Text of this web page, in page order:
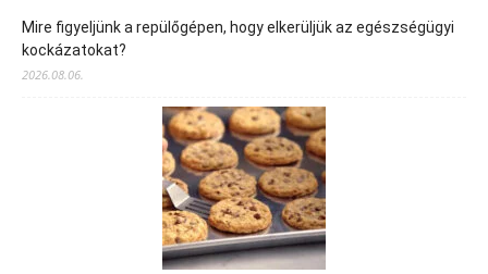
Mire figyeljünk a repülőgépen, hogy elkerüljük az egészségügyi
kockázatokat?
2026.08.06.